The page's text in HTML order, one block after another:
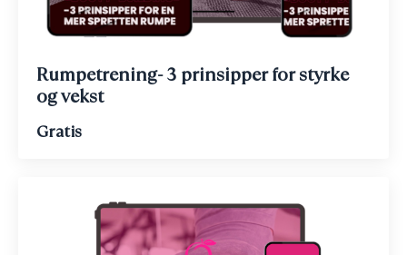
Rumpetrening- 3 prinsipper for styrke
og vekst
Gratis